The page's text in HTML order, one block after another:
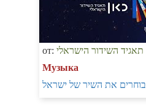
от:
Музыка